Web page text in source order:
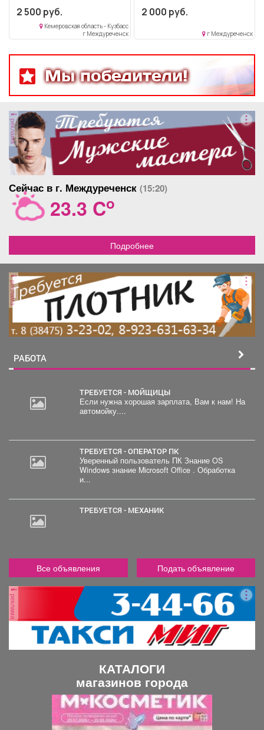
2 500 руб.
Кемеровская область - Кузбасс
г Междуреченск
2 000 руб.
г Междуреченск
Мы победители!
реклама
Сейчас в г. Междуреченск (15:20)
23.3 Co
Подробнее
реклама
РАБОТА
ТРЕБУЕТСЯ - МОЙЩИЦЫ
Если нужна хорошая зарплата, Вам к нам! На
автомойку....
ТРЕБУЕТСЯ - ОПЕРАТОР ПК
Уверенный пользователь ПК Знание OS
Windows знание Microsoft Office . Обработка
и...
ТРЕБУЕТСЯ - МЕХАНИК
Все объявления Подать объявление
реклама
КАТАЛОГИ
магазинов города